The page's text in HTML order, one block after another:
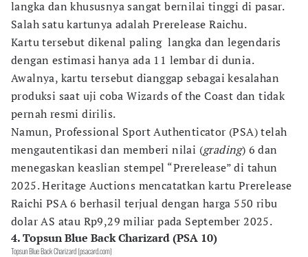
langka dan khususnya sangat bernilai tinggi di pasar.
Salah satu kartunya adalah Prerelease Raichu.
Kartu tersebut dikenal paling langka dan legendaris
dengan estimasi hanya ada 11 lembar di dunia.
Awalnya, kartu tersebut dianggap sebagai kesalahan
produksi saat uji coba Wizards of the Coast dan tidak
pernah resmi dirilis.
Namun, Professional Sport Authenticator (PSA) telah
mengautentikasi dan memberi nilai (grading) 6 dan
menegaskan keaslian stempel “Prerelease” di tahun
2025. Heritage Auctions mencatatkan kartu Prerelease
Raichi PSA 6 berhasil terjual dengan harga 550 ribu
dolar AS atau Rp9,29 miliar pada September 2025.
4. Topsun Blue Back Charizard (PSA 10)
Topsun Blue Back Charizard (psacard.com)